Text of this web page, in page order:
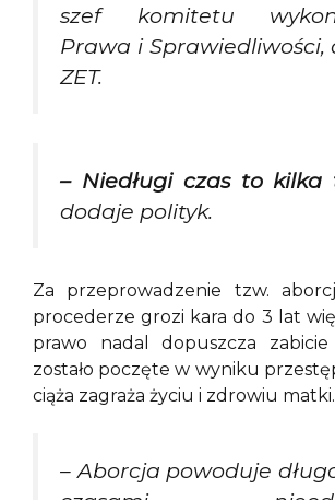
szef komitetu
Prawa i Sprawiedliwości,
ZET.
– Niedługi czas to kilka
dodaje polityk.
Za przeprowadzenie tzw.
procederze grozi kara do 3 lat
prawo nadal dopuszcza
zostało poczęte w wyniku
ciąża zagraża życiu i zdrowiu matki.
– Aborcja powoduje